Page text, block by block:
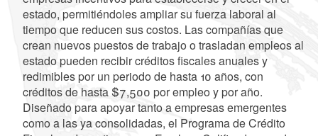
estado, permitiéndoles ampliar su fuerza laboral al
tiempo que reducen sus costos. Las compañías que
crean nuevos puestos de trabajo o trasladan empleos al
estado pueden recibir créditos fiscales anuales y
redimibles por un periodo de hasta 10 años, con
créditos de hasta $7,500 por empleo y por año.
Diseñado para apoyar tanto a empresas emergentes
como a las ya consolidadas, el Programa de Crédito